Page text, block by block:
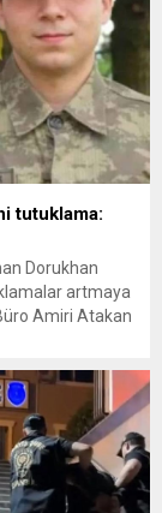
tutuklama:
Dorukhan
artmaya
Amiri Atakan
dönemin...